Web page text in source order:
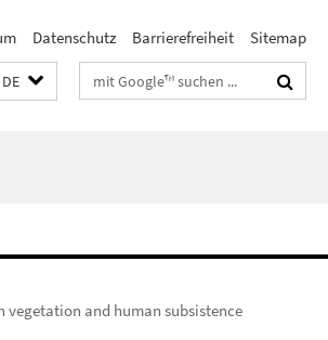
Datenschutz Barrierefreiheit Sitemap
DE Suchbegriffe
vegetation and human subsistence